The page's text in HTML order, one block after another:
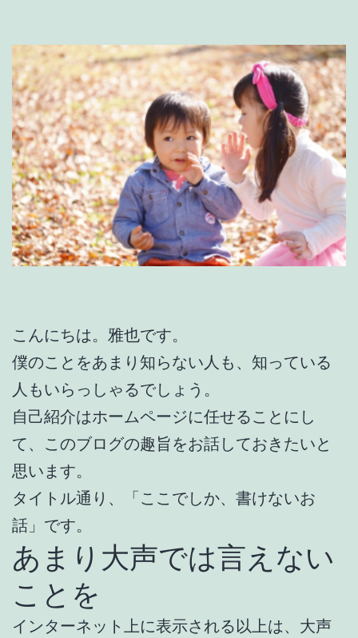
こんにちは。雅也です。
僕のことをあまり知らない人も、知っている
人もいらっしゃるでしょう。
自己紹介はホームページに任せることにし
て、このブログの趣旨をお話しておきたいと
思います。
タイトル通り、「ここでしか、書けないお
話」です。
あまり大声では言えない
ことを
インターネット上に表示される以上は、大声